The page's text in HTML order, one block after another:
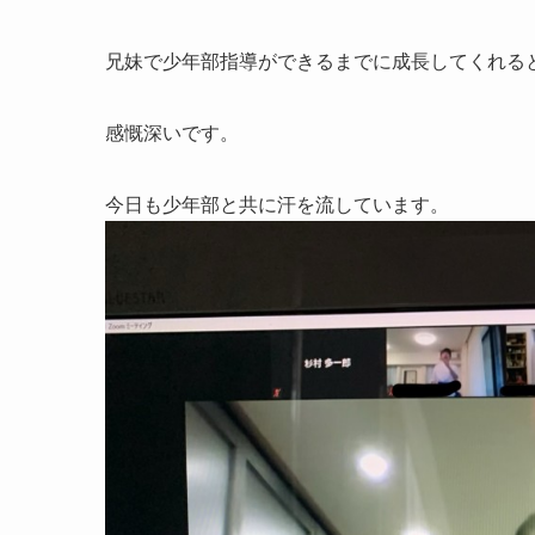
兄妹で少年部指導ができるまでに成長してくれる
感慨深いです。
今日も少年部と共に汗を流しています。